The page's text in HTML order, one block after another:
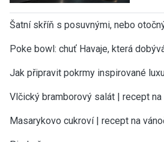
Šatní skříň s posuvnými, nebo
Poke bowl: chuť Havaje, která
Jak připravit pokrmy inspirované
Vlčický bramborový salát | recept
Masarykovo cukroví | recept na